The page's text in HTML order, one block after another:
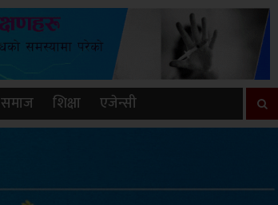
समाज शिक्षा एजेन्सी